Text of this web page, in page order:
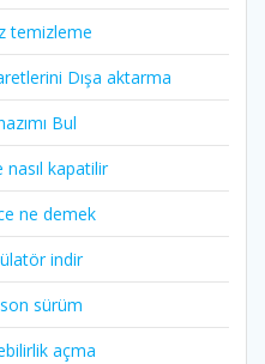
temizleme
Dışa aktarma
Bul
kapatilir
ne demek
indir
sürüm
açma